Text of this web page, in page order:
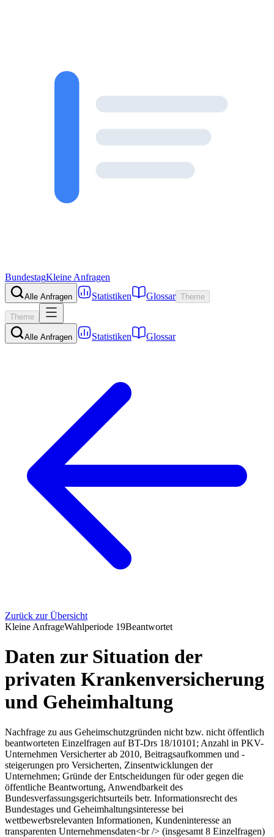
BundestagKleine Anfragen
Alle Anfragen Statistiken Glossar Theme
Theme
Alle Anfragen Statistiken Glossar
Zurück zur Übersicht
Kleine AnfrageWahlperiode 19Beantwortet
Daten zur Situation der
privaten Krankenversicherung
und Geheimhaltung
Nachfrage zu aus Geheimschutzgründen nicht bzw. nicht öffentlich
beantworteten Einzelfragen auf BT-Drs 18/10101; Anzahl in PKV-
Unternehmen Versicherter ab 2010, Beitragsaufkommen und -
steigerungen pro Versicherten, Zinsentwicklungen der
Unternehmen; Gründe der Entscheidungen für oder gegen die
öffentliche Beantwortung, Anwendbarkeit des
Bundesverfassungsgerichtsurteils betr. Informationsrecht des
Bundestages und Geheimhaltungsinteresse bei
wettbewerbsrelevanten Informationen, Kundeninteresse an
transparenten Unternehmensdaten<br /> (insgesamt 8 Einzelfragen)